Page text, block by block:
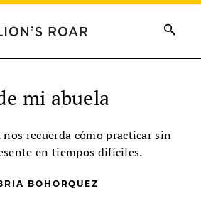
mi abuela
nos recuerda cómo practicar sin
en tiempos difíciles.
BOHORQUEZ